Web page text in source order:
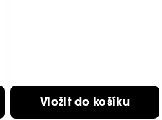
Vložit do košíku